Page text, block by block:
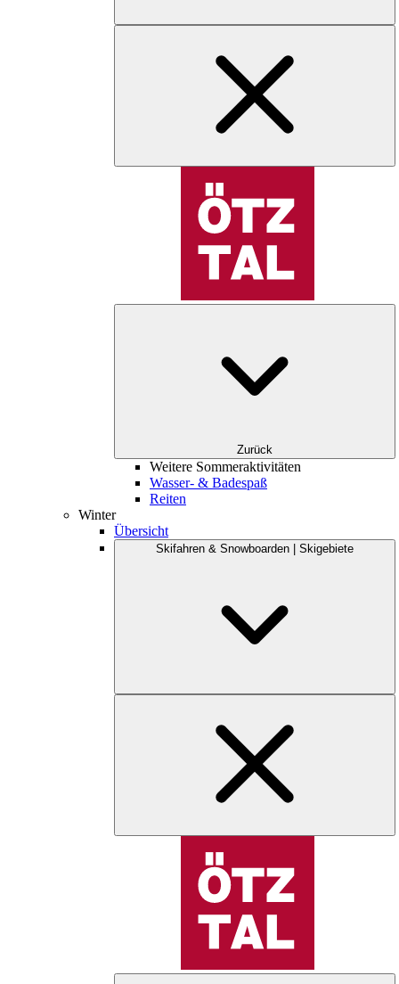
Zurück
Weitere Sommeraktivitäten
Wasser- & Badespaß
Reiten
Winter
Übersicht
Skifahren & Snowboarden | Skigebiete